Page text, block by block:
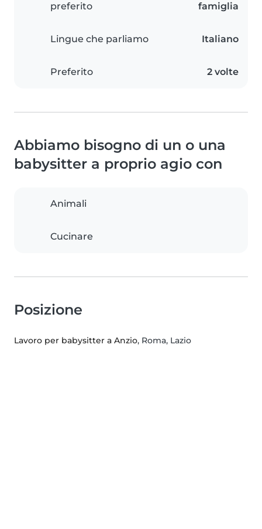
preferito
famiglia
Lingue che parliamo Italiano
Preferito 2 volte
Abbiamo bisogno di un o una
babysitter a proprio agio con
Animali
Cucinare
Posizione
Lavoro per babysitter a Anzio, Roma, Lazio